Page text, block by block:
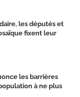
les députés et
fixent leur
les barrières
à ne plus